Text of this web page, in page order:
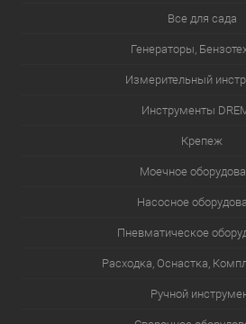
Все для сада
Генераторы,
Измерительный
Инструменты
Крепеж
Моечное
Насосное
Пневматическое
Расходка, Оснастка,
Ручной